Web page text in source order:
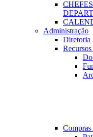
Administração
Diretoria
Compras